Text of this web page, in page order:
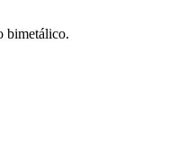
bimetálico.